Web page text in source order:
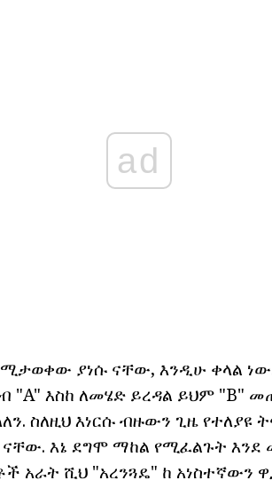
ad
ያነሱ ናቸው, እንዲሁ ቀላል
"A" እስከ ለመሄድ ይረዳል ይህም "B"
ስለዚህ እነርሱ ብዙውን ጊዜ የተለያዩ
እኔ ደግሞ ማከል የሚፈልጉት እንደ
አራት ሺህ "አረንጓዴ" ከ አነስተኛውን